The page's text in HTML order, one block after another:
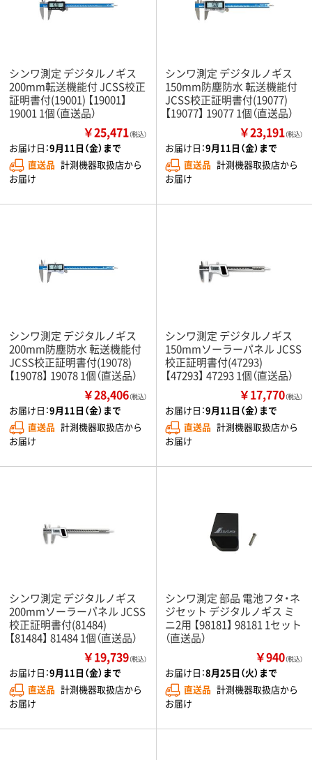
シンワ測定 デジタルノギス
200mm転送機能付 JCSS校正
証明書付(19001) 【19001】
19001 1個（直送品）
￥25,471（税込）
お届け日：9月11日（金）まで
直送品 計測機器取扱店から
お届け
シンワ測定 デジタルノギス
150mm防塵防水 転送機能付
JCSS校正証明書付(19077)
【19077】 19077 1個（直送品）
￥23,191（税込）
お届け日：9月11日（金）まで
直送品 計測機器取扱店から
お届け
シンワ測定 デジタルノギス
200mm防塵防水 転送機能付
JCSS校正証明書付(19078)
【19078】 19078 1個（直送品）
￥28,406（税込）
お届け日：9月11日（金）まで
直送品 計測機器取扱店から
お届け
シンワ測定 デジタルノギス
150mmソーラーパネル JCSS
校正証明書付(47293)
【47293】 47293 1個（直送品）
￥17,770（税込）
お届け日：9月11日（金）まで
直送品 計測機器取扱店から
お届け
シンワ測定 デジタルノギス
200mmソーラーパネル JCSS
校正証明書付(81484)
【81484】 81484 1個（直送品）
￥19,739（税込）
お届け日：9月11日（金）まで
直送品 計測機器取扱店から
お届け
シンワ測定 部品 電池フタ・ネ
ジセット デジタルノギス ミ
ニ2用 【98181】 98181 1セット
（直送品）
￥940（税込）
お届け日：8月25日（火）まで
直送品 計測機器取扱店から
お届け